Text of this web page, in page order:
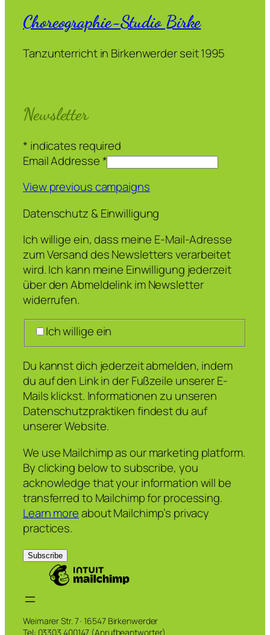
Choreographie-Studio Birke
Tanzunterricht in Birkenwerder seit 1995
Newsletter
* indicates required
Email Addresse*
View previous campaigns
Datenschutz & Einwilligung
Ich willige ein, dass meine E-Mail-Adresse
zum Versand des Newsletters verarbeitet
wird. Ich kann meine Einwilligung jederzeit
über den Abmeldelink im Newsletter
widerrufen.
Ich willige ein
Du kannst dich jederzeit abmelden, indem
du auf den Link in der Fußzeile unserer E-
Mails klickst. Informationen zu unseren
Datenschutzpraktiken findest du auf
unserer Website.
We use Mailchimp as our marketing platform.
By clicking below to subscribe, you
acknowledge that your information will be
transferred to Mailchimp for processing.
Learn moreabout Mailchimp’s privacy
practices.
Weimarer Str. 7 · 16547 Birkenwerder
Tel: 03303 400147 (Anrufbeantworter)